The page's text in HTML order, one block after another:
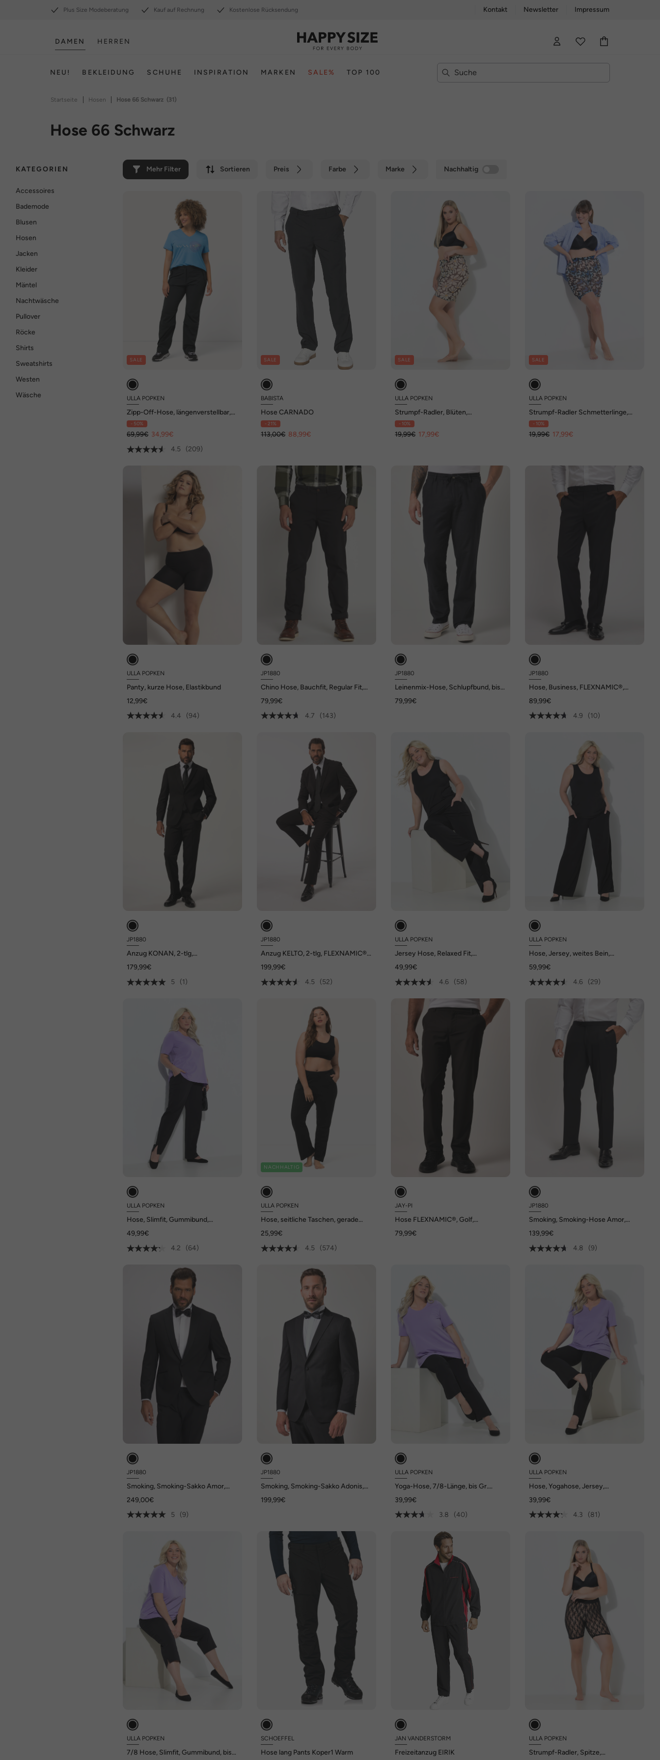
Plus Size Modeberatung Kauf auf Rechnung Kostenlose Rücksendung Kontakt Newsletter Impressum
DAMEN HERREN
NEU! BEKLEIDUNG SCHUHE INSPIRATION MARKEN SALE% TOP 100
Startseite | Hosen | Hose 66 Schwarz (31)
Hose 66 Schwarz
KATEGORIEN Mehr Filter Sortieren Preis Farbe Marke Nachhaltig
Accessoires
Bademode
Blusen
Hosen
Jacken
Kleider
Mäntel
Nachtwäsche
Pullover
Röcke
Shirts
Sweatshirts
Westen
Wäsche
SALE
ULLA POPKEN
Zipp-Off-Hose, längenverstellbar,
schnelltrocknend
- 50%
69,99€ 34,99€
4.5
(209)
SALE
BABISTA
Hose CARNADO
- 21%
113,00€ 88,99€
SALE
ULLA POPKEN
Strumpf-Radler, Blüten,
Oberschenkel-Schutz
- 10%
19,99€ 17,99€
SALE
ULLA POPKEN
Strumpf-Radler Schmetterlinge,
Mesh
- 10%
19,99€ 17,99€
ULLA POPKEN
Panty, kurze Hose, Elastikbund
12,99€
4.4
(94)
JP1880
Chino Hose, Bauchfit, Regular Fit,
79,99€
4.7
(143)
JP1880
Leinenmix-Hose, Schlupfbund, bis
79,99€
JP1880
Hose, Business, FLEXNAMIC®,
89,99€
4.9
(10)
JP1880
Anzug KONAN, 2-tlg,
72/36
179,99€
5
(1)
JP1880
Anzug KELTO, 2-tlg, FLEXNAMIC®,
199,99€
4.5
(52)
ULLA POPKEN
Jersey Hose, Relaxed Fit,
49,99€
4.6
(58)
ULLA POPKEN
Hose, Jersey, weites Bein,
59,99€
4.6
(29)
ULLA POPKEN
Hose, Slimfit, Gummibund,
49,99€
4.2
(64)
NACHHALTIG
ULLA POPKEN
Hose, seitliche Taschen, gerade
25,99€
4.5
(574)
JAY-PI
Hose FLEXNAMIC®, Golf,
79,99€
JP1880
Smoking, Smoking-Hose Amor,
139,99€
4.8
(9)
JP1880
Smoking, Smoking-Sakko Amor,
Stretch
249,00€
5
(9)
JP1880
Smoking, Smoking-Sakko Adonis,
199,99€
ULLA POPKEN
Yoga-Hose, 7/8-Länge, bis Gr.
39,99€
3.8
(40)
ULLA POPKEN
Hose, Yogahose, Jersey,
39,99€
4.3
(81)
ULLA POPKEN
7/8 Hose, Slimfit, Gummibund, bis
SCHOEFFEL
Hose lang Pants Koper1 Warm
JAN VANDERSTORM
Freizeitanzug EIRIK
ULLA POPKEN
Strumpf-Radler, Spitze,